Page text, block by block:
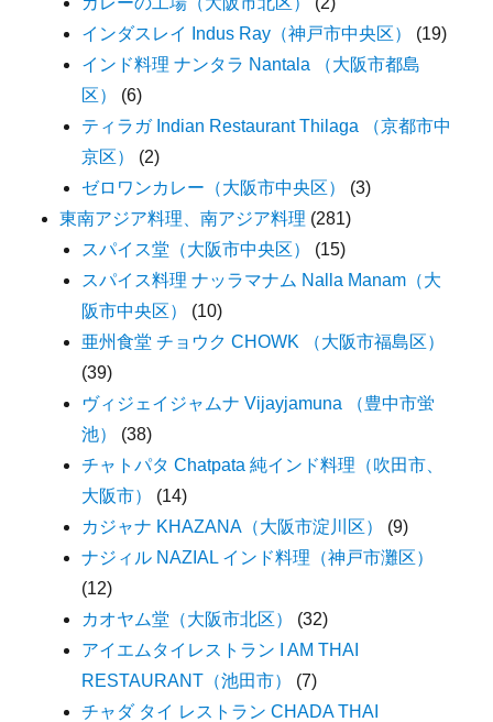
インダスレイ Indus Ray（神戸市中央区）
(19)
インド料理 ナンタラ Nantala （大阪市都島
区）
(6)
ティラガ Indian Restaurant Thilaga （京都市中
京区）
(2)
ゼロワンカレー（大阪市中央区）
(3)
東南アジア料理、南アジア料理 (281)
スパイス堂（大阪市中央区）
(15)
スパイス料理 ナッラマナム Nalla Manam（大
阪市中央区）
(10)
亜州食堂 チョウク CHOWK （大阪市福島区）
(39)
ヴィジェイジャムナ Vijayjamuna （豊中市蛍
池）
(38)
チャトパタ Chatpata 純インド料理（吹田市、
大阪市）
(14)
カジャナ KHAZANA（大阪市淀川区）
(9)
ナジィル NAZIAL インド料理（神戸市灘区）
(12)
カオヤム堂（大阪市北区）
(32)
アイエムタイレストラン I AM THAI
RESTAURANT（池田市）
(7)
チャダ タイ レストラン CHADA THAI